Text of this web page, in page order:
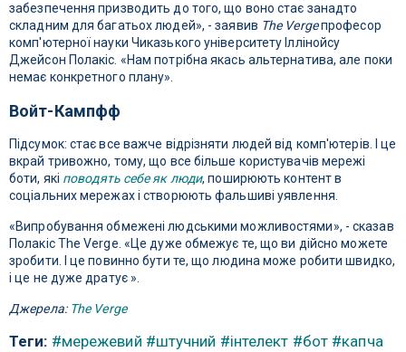
забезпечення призводить до того, що воно стає занадто
складним для багатьох людей», - заявив The Vergeпрофесор
комп'ютерної науки Чиказького університету Іллінойсу
Джейсон Полакіс. «Нам потрібна якась альтернатива, але поки
немає конкретного плану».
Войт-Кампфф
Підсумок: стає все важче відрізняти людей від комп'ютерів. І це
вкрай тривожно, тому, що все більше користувачів мережі
боти, які поводять себе як люди, поширюють контент в
соціальних мережах і створюють фальшиві уявлення.
«Випробування обмежені людськими можливостями», - сказав
Полакіс The Verge. «Це дуже обмежує те, що ви дійсно можете
зробити. І це повинно бути те, що людина може робити швидко,
і це не дуже дратує ».
Джерела: The Verge
Теги: #мережевий #штучний #інтелект #бот #капча